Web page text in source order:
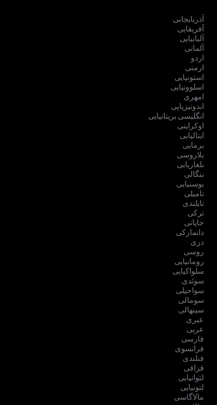
آذربایجانی
آفریقایی
آلبانیایی
آلمانی
اردو
ارمنی
استونیایی
اسلوونیایی
امهری
اندونیزیایی
انگلیسی بریتانیایی
اوکراینی
ایتالیایی
برمایی
بلاروسی
بلغاریایی
بنگالی
بوسنیایی
تامیلی
تایلندی
ترکی
جاپانی
دانمارکی
دری
روسی
رومانیایی
سلواکیایی
سوئدی
سواحیلی
سومالی
سینهالی
عبری
عربی
فارسی
فرانسوی
فنلندی
قزاقی
لتوانیایی
لتونیایی
مالاگاسی